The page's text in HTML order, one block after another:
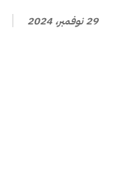
29 نوفمبر، 2024